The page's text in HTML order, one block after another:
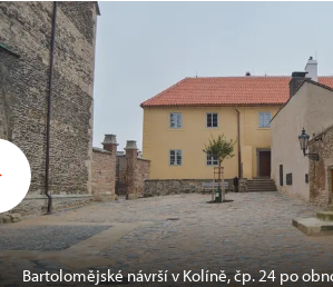
Bartolomějské návrší v Kolíně, čp. 24 po